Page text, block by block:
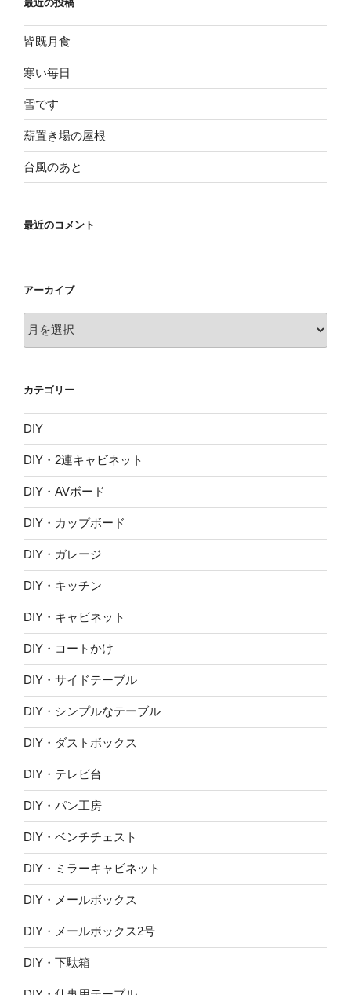
最近の投稿
皆既月食
寒い毎日
雪です
薪置き場の屋根
台風のあと
最近のコメント
アーカイブ
ー
ブ
カテゴリー
DIY
DIY・2連キャビネット
DIY・AVボード
DIY・カップボード
DIY・ガレージ
DIY・キッチン
DIY・キャビネット
DIY・コートかけ
DIY・サイドテーブル
DIY・シンプルなテーブル
DIY・ダストボックス
DIY・テレビ台
DIY・パン工房
DIY・ベンチチェスト
DIY・ミラーキャビネット
DIY・メールボックス
DIY・メールボックス2号
DIY・下駄箱